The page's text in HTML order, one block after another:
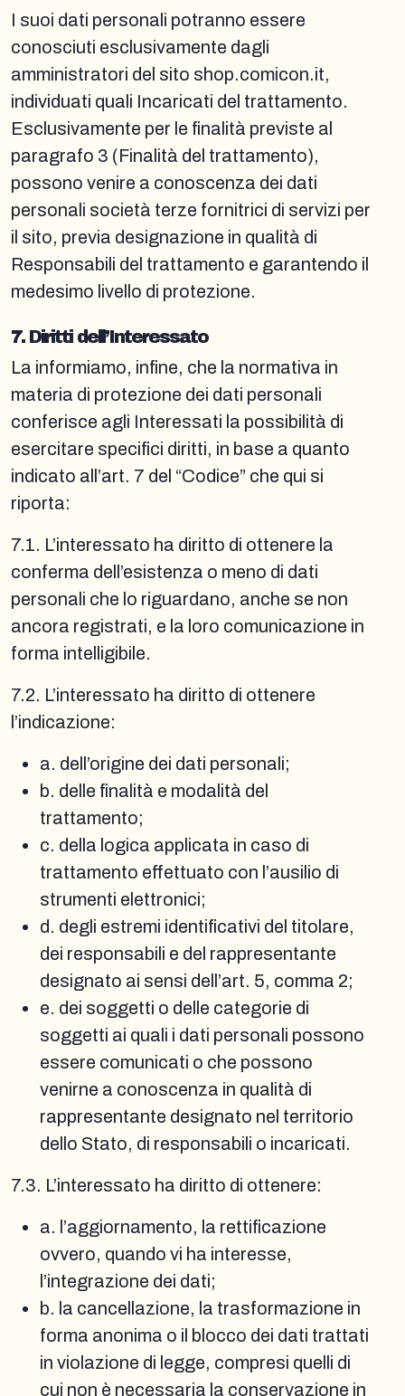
I suoi dati personali potranno essere
conosciuti esclusivamente dagli
amministratori del sito shop.comicon.it,
individuati quali Incaricati del trattamento.
Esclusivamente per le finalità previste al
paragrafo 3 (Finalità del trattamento),
possono venire a conoscenza dei dati
personali società terze fornitrici di servizi per
il sito, previa designazione in qualità di
Responsabili del trattamento e garantendo il
medesimo livello di protezione.
7. Diritti dell’Interessato
La informiamo, infine, che la normativa in
materia di protezione dei dati personali
conferisce agli Interessati la possibilità di
esercitare specifici diritti, in base a quanto
indicato all’art. 7 del “Codice” che qui si
riporta:
7.1. L’interessato ha diritto di ottenere la
conferma dell’esistenza o meno di dati
personali che lo riguardano, anche se non
ancora registrati, e la loro comunicazione in
forma intelligibile.
7.2. L’interessato ha diritto di ottenere
l’indicazione:
a. dell’origine dei dati personali;
b. delle finalità e modalità del
trattamento;
c. della logica applicata in caso di
trattamento effettuato con l’ausilio di
strumenti elettronici;
d. degli estremi identificativi del titolare,
dei responsabili e del rappresentante
designato ai sensi dell’art. 5, comma 2;
e. dei soggetti o delle categorie di
soggetti ai quali i dati personali possono
essere comunicati o che possono
venirne a conoscenza in qualità di
rappresentante designato nel territorio
dello Stato, di responsabili o incaricati.
7.3. L’interessato ha diritto di ottenere:
a. l’aggiornamento, la rettificazione
ovvero, quando vi ha interesse,
l’integrazione dei dati;
b. la cancellazione, la trasformazione in
forma anonima o il blocco dei dati trattati
in violazione di legge, compresi quelli di
cui non è necessaria la conservazione in